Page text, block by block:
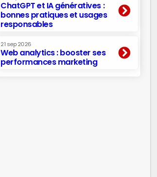
ChatGPT et IA génératives :
bonnes pratiques et usages
responsables
21 sep 2026
Web analytics : booster ses
performances marketing